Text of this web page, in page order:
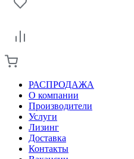
РАСПРОДАЖА
О компании
Производители
Услуги
Лизинг
Доставка
Контакты